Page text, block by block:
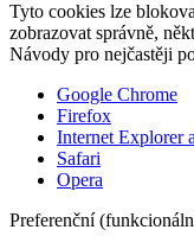
Tyto cookies lze
zobrazovat správně,
Návody pro nejčastěji
Google Chrome
Firefox
Internet Explorer
Safari
Opera
Preferenční